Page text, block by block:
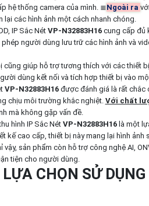
hệ thống camera của mình. ≣Ngoài ra
lại các hình ảnh một cách nhanh chóng.
IP Sắc NétVP-N32883H16 cung cấp đủ
phép người dùng lưu trữ các hình ảnh và
cũng giúp hỗ trợ tương thích với các thiết
dùng kết nối và tích hợp thiết bị vào
VP-N32883H16 được đánh giá là rất chắc
chịu môi trường khắc nghiệt.Với chất
mà không gặp vấn đề.
hình IP Sắc NétVP-N32883H16 là một
kế cao cấp, thiết bị này mang lại hình
vậy, sản phẩm còn hỗ trợ công nghệ AI,
tiện cho người dùng.
CHỌN SỬ